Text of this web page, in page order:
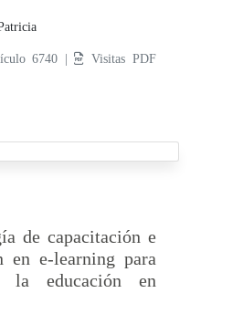
6740 |
Visitas PDF
de capacitación e
en e-learning para
la educación en